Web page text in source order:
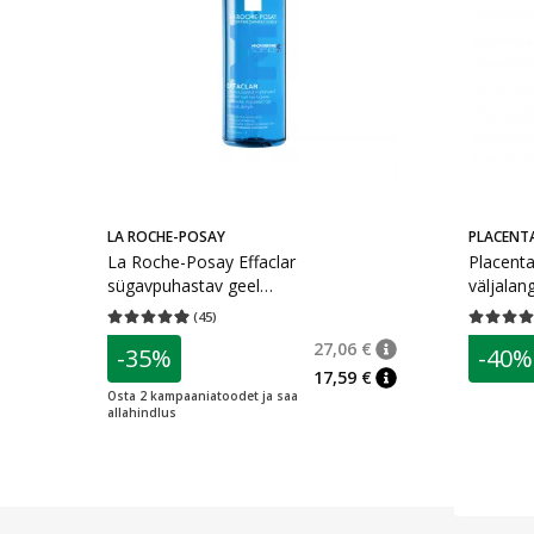
LA ROCHE-POSAY
La Roche-Posay Effaclar
sügavpuhastav geel
aknekalduvusega, rasusele ja
tundlikule nahale 400 ml
(45)
Keskmine hinnang 4.93
-35%
Osta 2 kampaaniatoodet ja saa
allahindlus
27,06 €
nõuanne
Tavaline hind:27,06
17,59 €
nõuanne
Keskmine
-40%